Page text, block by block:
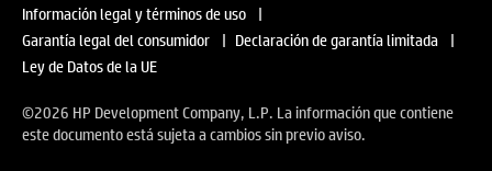
Información legal y términos de uso |
Garantía legal del consumidor | Declaración de garantía limitada |
Ley de Datos de la UE
©2026 HP Development Company, L.P. La información que contiene
este documento está sujeta a cambios sin previo aviso.